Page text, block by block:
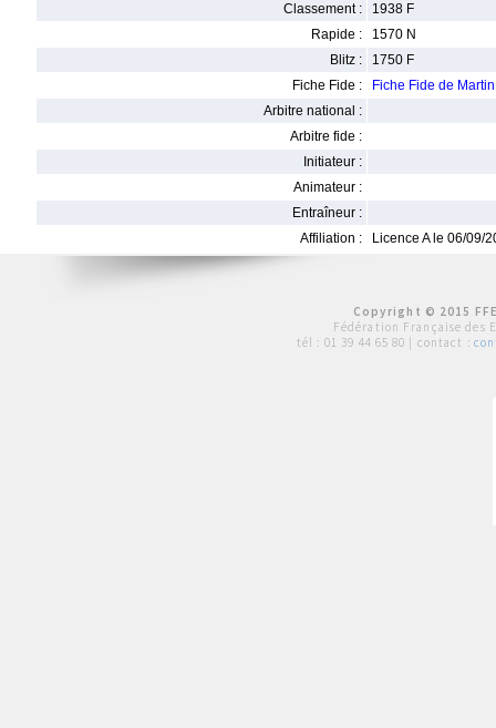
Classement :
1938 F
Rapide :
1570 N
Blitz :
1750 F
Fiche Fide :
Fiche Fide de
Arbitre national :
Arbitre fide :
Initiateur :
Animateur :
Entraîneur :
Affiliation :
Licence A le 06/09/
Copyright © 2015
Fédération Française des
tél : 01 39 44 65 80 | contact :